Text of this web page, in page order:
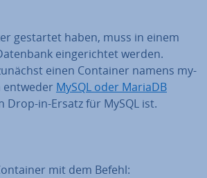
gestartet haben, muss in einem
ein­ge­rich­tet werden.
einen Container namens my-
entweder MySQL oder MariaDB
Drop-in-Ersatz für MySQL ist.
mit dem Befehl: